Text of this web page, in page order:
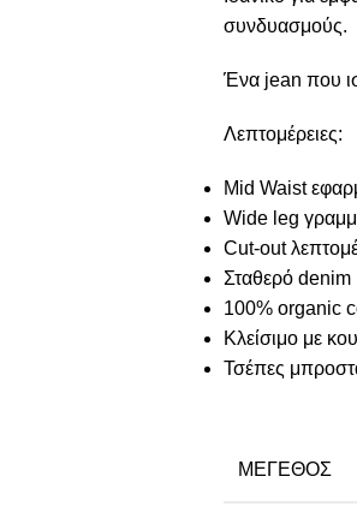
συνδυασμούς.
Ένα jean που
Λεπτομέρειες:
Mid Waist
Wide leg
Cut-out
Σταθερό denim
100% organic
Κλείσιμο με
Τσέπες
ΜΈΓΕΘΟΣ